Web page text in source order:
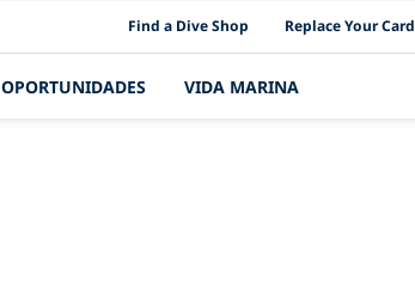
PADI Location Links
Find a Dive Shop Replace Your Card
OPORTUNIDADES VIDA MARINA